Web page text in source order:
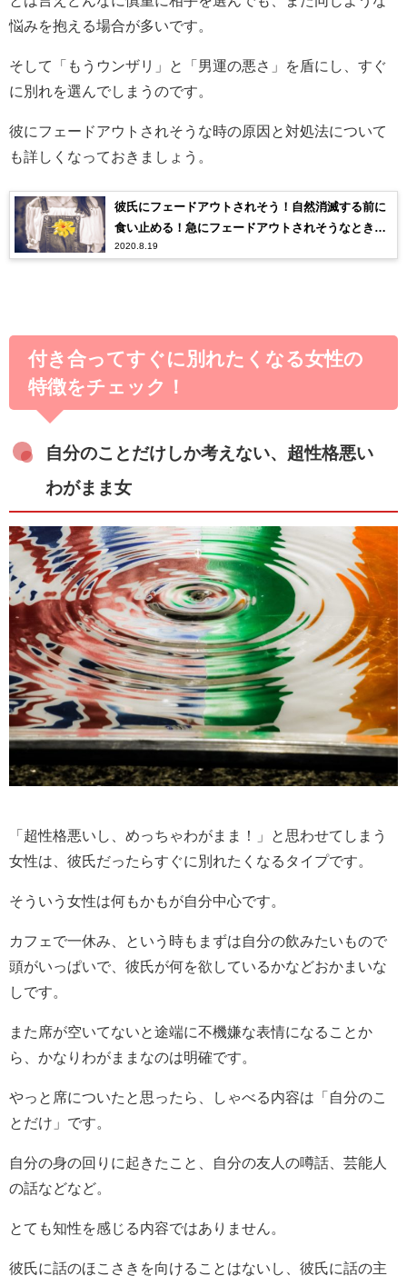
悩みを抱える場合が多いです。
そして「もうウンザリ」と「男運の悪さ」を盾にし、すぐ
に別れを選んでしまうのです。
彼にフェードアウトされそうな時の原因と対処法について
も詳しくなっておきましょう。
彼氏にフェードアウトされそう！自然消滅する前に
食い止める！急にフェードアウトされそうなときの
原因と対処法
2020.8.19
付き合ってすぐに別れたくなる女性の
特徴をチェック！
自分のことだけしか考えない、超性格悪い
わがまま女
「超性格悪いし、めっちゃわがまま！」と思わせてしまう
女性は、彼氏だったらすぐに別れたくなるタイプです。
そういう女性は何もかもが自分中心です。
カフェで一休み、という時もまずは自分の飲みたいもので
頭がいっぱいで、彼氏が何を欲しているかなどおかまいな
しです。
また席が空いてないと途端に不機嫌な表情になることか
ら、かなりわがままなのは明確です。
やっと席についたと思ったら、しゃべる内容は「自分のこ
とだけ」です。
自分の身の回りに起きたこと、自分の友人の噂話、芸能人
の話などなど。
とても知性を感じる内容ではありません。
彼氏に話のほこさきを向けることはないし、彼氏に話の主